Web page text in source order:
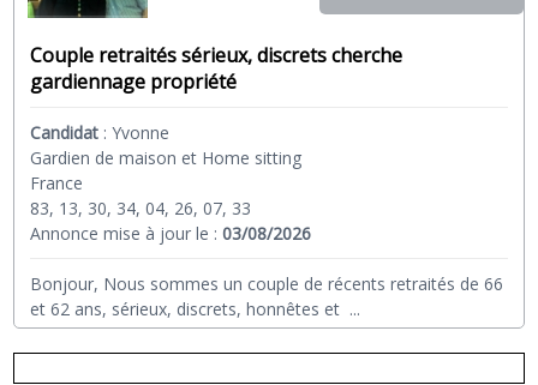
Couple retraités sérieux, discrets cherche
gardiennage propriété
Candidat :Yvonne
Gardien de maison et Home sitting
France
83, 13, 30, 34, 04, 26, 07, 33
Annonce mise à jour le :03/08/2026
Bonjour, Nous sommes un couple de récents retraités de 66
et 62 ans, sérieux, discrets, honnêtes et ...